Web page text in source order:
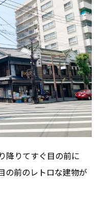
降りてすぐ目の前に
の前のレトロな建物が